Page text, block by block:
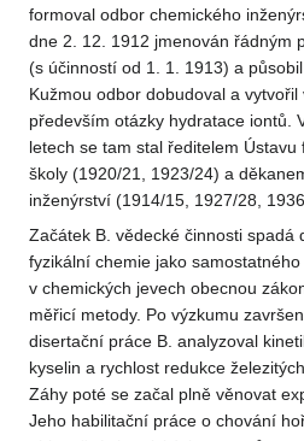
formoval odbor chemického
dne 2. 12. 1912 jmenován řádným
(s účinností od 1. 1. 1913) a
Kužmou odbor dobudoval a
především otázky hydratace iontů.
letech se tam stal ředitelem
školy (1920/21, 1923/24) a
inženýrství (1914/15, 1927/28,
Začátek B. vědecké činnosti spadá
fyzikální chemie jako
v chemických jevech obecnou
měřicí metody. Po výzkumu
disertační práce B. analyzoval
kyselin a rychlost redukce
Záhy poté se začal plně věnovat
Jeho habilitační práce o chování